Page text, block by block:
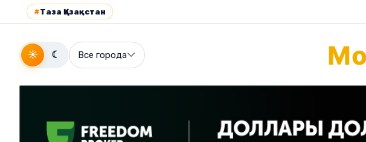
#Таза Қазақстан
☀ ☾ Все города